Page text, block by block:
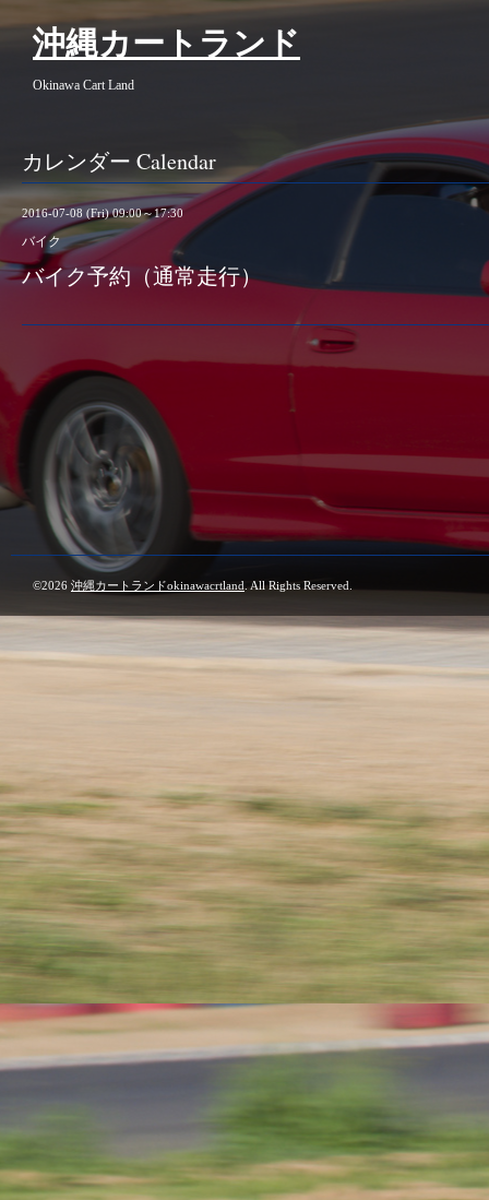
沖縄カートランド
Okinawa Cart Land
カレンダー Calendar
2016-07-08 (Fri) 09:00～17:30
バイク
バイク予約（通常走行）
©2026 沖縄カートランドokinawacrtland . All Rights Reserved.